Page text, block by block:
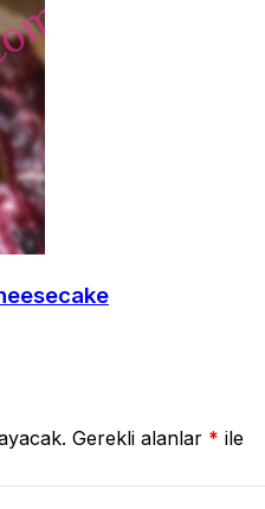
Gerekli alanlar * ile